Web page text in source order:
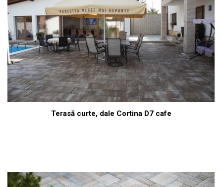
Terasă curte, dale Cortina D7 cafe